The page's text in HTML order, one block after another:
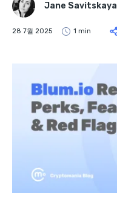
Jane Savitskaya
28 7월 2025 1 min